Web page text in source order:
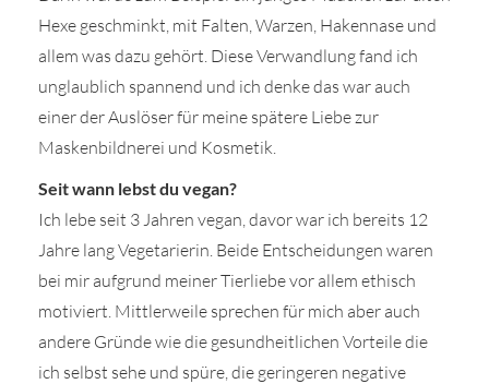
Hexe geschminkt, mit Falten, Warzen, Hakennase und
allem was dazu gehört. Diese Verwandlung fand ich
unglaublich spannend und ich denke das war auch
einer der Auslöser für meine spätere Liebe zur
Maskenbildnerei und Kosmetik.
Seit wann lebst du vegan?
Ich lebe seit 3 Jahren vegan, davor war ich bereits 12
Jahre lang Vegetarierin. Beide Entscheidungen waren
bei mir aufgrund meiner Tierliebe vor allem ethisch
motiviert. Mittlerweile sprechen für mich aber auch
andere Gründe wie die gesundheitlichen Vorteile die
ich selbst sehe und spüre, die geringeren negative